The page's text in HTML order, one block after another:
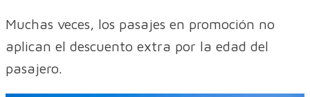
Muchas veces, los pasajes en promoción no
aplican el descuento extra por la edad del
pasajero.